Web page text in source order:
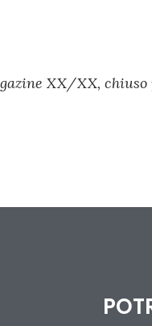
XX/XX,